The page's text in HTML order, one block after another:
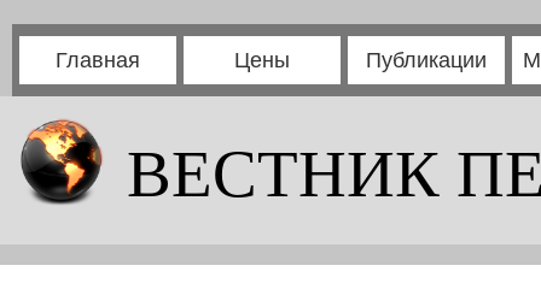
Главная Цены Публикации
ВЕСТНИК